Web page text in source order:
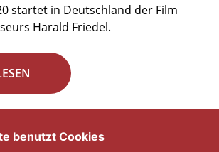
startet in Deutschland der Film
Harald Friedel.
benutzt Cookies